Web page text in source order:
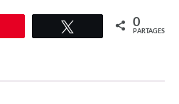
Tweetez 0
PARTAGES